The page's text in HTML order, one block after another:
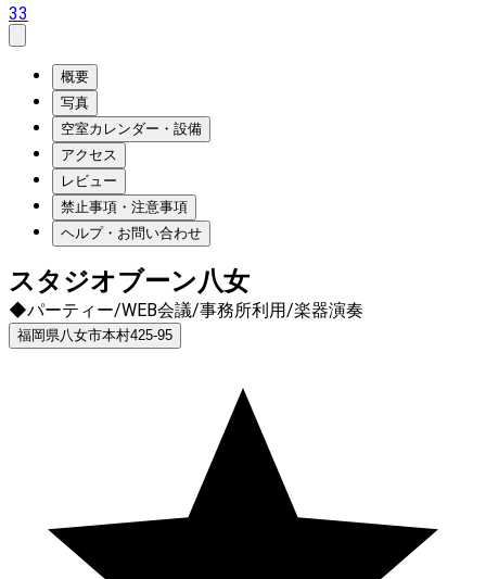
33
概要
写真
空室カレンダー・設備
アクセス
レビュー
禁止事項・注意事項
ヘルプ・お問い合わせ
スタジオブーン八女
◆パーティー/WEB会議/事務所利用/楽器演奏
福岡県八女市本村425-95